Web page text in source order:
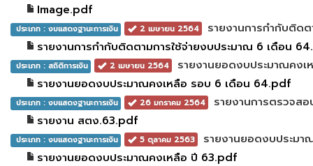
Image.pdf
ประเภท : งบแสดงฐานะการเงิน 2 เมษายน 2564
รายงานการกำกับติด
รายงานการกำกับติดตามการใช้จ่ายงบประมาณ 6 เดือน
ประเภท : สถิติการเงิน 2 เมษายน 2564
รายงานยอดงบประมาณคง
รายงานยอดงบประมาณคงเหลือ รอบ 6 เดือน 64.pdf
ประเภท : งบแสดงฐานะการเงิน 26 มกราคม 2564
รายงานการตรวจส
รายงาน สตง.63.pdf
ประเภท : งบแสดงฐานะการเงิน 5 ตุลาคม 2563
รายงานยอดงบประมา
รายงานยอดงบประมาณคงเหลือ ปี 63.pdf